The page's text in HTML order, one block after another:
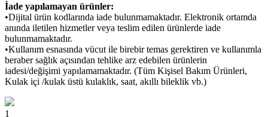
İade yapılamayan ürünler:
•Dijital ürün kodlarında iade bulunmamaktadır. Elektronik ortamda
anında iletilen hizmetler veya teslim edilen ürünlerde iade
bulunmamaktadır.
•Kullanım esnasında vücut ile birebir temas gerektiren ve kullanımla
beraber sağlık açısından tehlike arz edebilen ürünlerin
iadesi/değişimi yapılamamaktadır. (Tüm Kişisel Bakım Ürünleri,
Kulak içi /kulak üstü kulaklık, saat, akıllı bileklik vb.)
1